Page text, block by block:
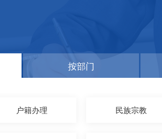
按部门
户籍办理 民族宗教